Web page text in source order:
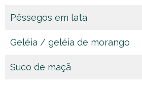
Pêssegos em lata
Geléia / geléia de morango
Suco de maçã